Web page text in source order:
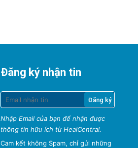
Đăng ký nhận tin
Nhập Email của bạn để nhận được
thông tin hữu ích từ HealCentral.
Cam kết không Spam, chỉ gửi những